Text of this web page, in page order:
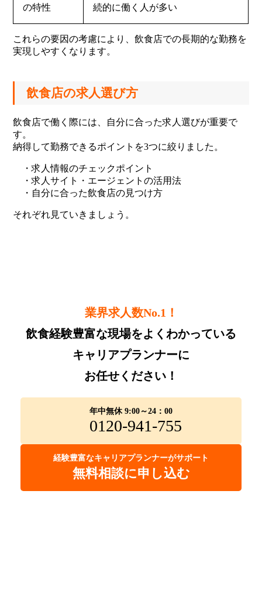
の特性
続的に働く人が多い
これらの要因の考慮により、飲食店での長期的な勤務を
実現しやすくなります。
飲食店の求人選び方
飲食店で働く際には、自分に合った求人選びが重要で
す。
納得して勤務できるポイントを3つに絞りました。
・求人情報のチェックポイント
・求人サイト・エージェントの活用法
・自分に合った飲食店の見つけ方
それぞれ見ていきましょう。
業界求人数No.1！
飲食経験豊富な現場をよくわかっている
キャリアプランナーに
お任せください！
年中無休 9:00～24：00
0120-941-755
経験豊富なキャリアプランナーがサポート
無料相談に申し込む